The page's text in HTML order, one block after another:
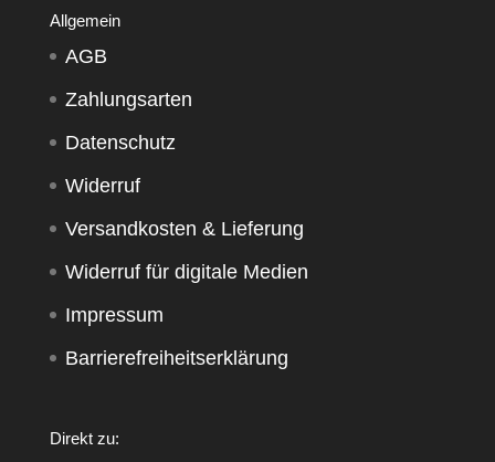
Allgemein
AGB
Zahlungsarten
Datenschutz
Widerruf
Versandkosten & Lieferung
Widerruf für digitale Medien
Impressum
Barrierefreiheitserklärung
Direkt zu: